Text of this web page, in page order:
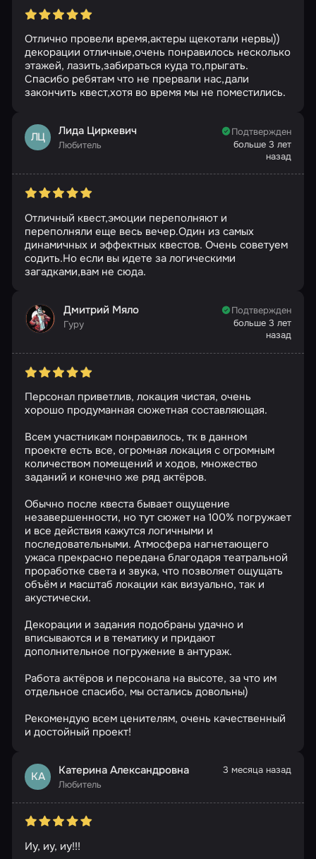
Отлично провели время,актеры щекотали нервы))
декорации отличные,очень понравилось несколько
этажей, лазить,забираться куда то,прыгать.
Спасибо ребятам что не прервали нас,дали
закончить квест,хотя во время мы не поместились.
ЛЦ Лида Циркевич
Любитель
Подтвержден
больше 3 лет
назад
Отличный квест,эмоции переполняют и
переполняли еще весь вечер.Один из самых
динамичных и эффектных квестов. Очень советуем
содить.Но если вы идете за логическими
загадками,вам не сюда.
Дмитрий Мяло
Гуру
Подтвержден
больше 3 лет
назад
Персонал приветлив, локация чистая, очень
хорошо продуманная сюжетная составляющая.
Всем участникам понравилось, тк в данном
проекте есть все, огромная локация с огромным
количеством помещений и ходов, множество
заданий и конечно же ряд актёров.
Обычно после квеста бывает ощущение
незавершенности, но тут сюжет на 100% погружает
и все действия кажутся логичными и
последовательными. Атмосфера нагнетающего
ужаса прекрасно передана благодаря театральной
проработке света и звука, что позволяет ощущать
объём и масштаб локации как визуально, так и
акустически.
Декорации и задания подобраны удачно и
вписываются и в тематику и придают
дополнительное погружение в антураж.
Работа актёров и персонала на высоте, за что им
отдельное спасибо, мы остались довольны)
Рекомендую всем ценителям, очень качественный
и достойный проект!
КА Катерина Александровна
Любитель
3 месяца назад
Иу, иу, иу!!!